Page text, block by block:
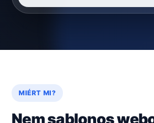
MIÉRT MI?
Nem sablonos